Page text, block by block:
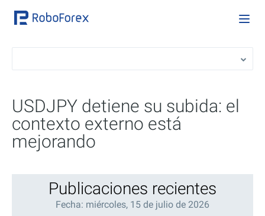
USDJPY detiene su subida: el
contexto externo está
mejorando
Publicaciones recientes
Fecha: miércoles, 15 de julio de 2026